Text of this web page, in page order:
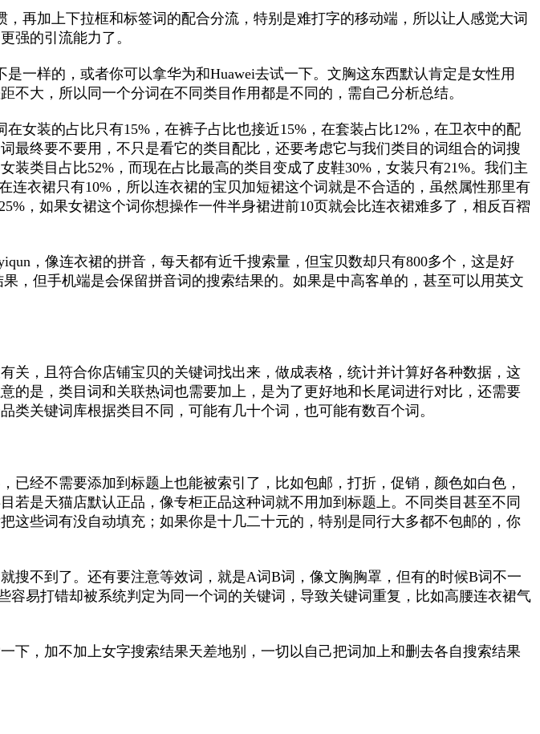
再加上下拉框和标签词的配合分流，特别是难打字的移动端，所以让人感觉大词
强的引流能力了。
一样的，或者你可以拿华为和Huawei去试一下。文胸这东西默认肯定是女性用
大，所以同一个分词在不同类目作用都是不同的，需自己分析总结。
女装的占比只有15%，在裤子占比也接近15%，在套装占比12%，在卫衣中的配
最终要不要用，不只是看它的类目配比，还要考虑它与我们类目的词组合的词搜
类目占比52%，而现在占比最高的类目变成了皮鞋30%，女装只有21%。我们主
衣裙只有10%，所以连衣裙的宝贝加短裙这个词就是不合适的，虽然属性那里有
，如果女裙这个词你想操作一件半身裙进前10页就会比连衣裙难多了，相反百褶
，像连衣裙的拼音，每天都有近千搜索量，但宝贝数却只有800多个，这是好
，但手机端是会保留拼音词的搜索结果的。如果是中高客单的，甚至可以用英文
关，且符合你店铺宝贝的关键词找出来，做成表格，统计并计算好各种数据，这
的是，类目词和关联热词也需要加上，是为了更好地和长尾词进行对比，还需要
关键词库根据类目不同，可能有几十个词，也可能有数百个词。
经不需要添加到标题上也能被索引了，比如包邮，打折，促销，颜色如白色，
是天猫店默认正品，像专柜正品这种词就不用加到标题上。不同类目甚至不同
这些词有没自动填充；如果你是十几二十元的，特别是同行大多都不包邮的，你
搜不到了。还有要注意等效词，就是A词B词，像文胸胸罩，但有的时候B词不一
易打错却被系统判定为同一个词的关键词，导致关键词重复，比如高腰连衣裙气
，加不加上女字搜索结果天差地别，一切以自己把词加上和删去各自搜索结果